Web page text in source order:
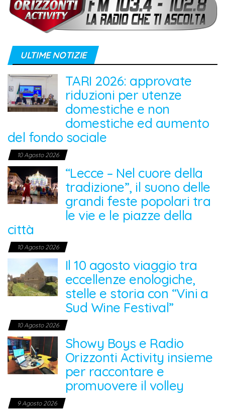
ULTIME NOTIZIE
TARI 2026: approvate
riduzioni per utenze
domestiche e non
domestiche ed aumento
del fondo sociale
10 Agosto 2026
“Lecce – Nel cuore della
tradizione”, il suono delle
grandi feste popolari tra
le vie e le piazze della
città
10 Agosto 2026
Il 10 agosto viaggio tra
eccellenze enologiche,
stelle e storia con “Vini a
Sud Wine Festival”
10 Agosto 2026
Showy Boys e Radio
Orizzonti Activity insieme
per raccontare e
promuovere il volley
9 Agosto 2026